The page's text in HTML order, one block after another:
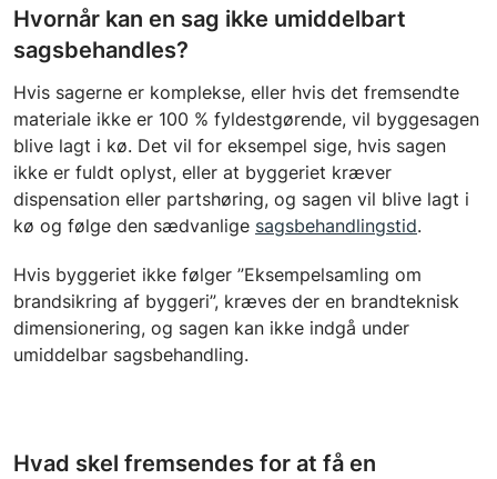
Hvornår kan en sag ikke umiddelbart
sagsbehandles?
Hvis sagerne er komplekse, eller hvis det fremsendte
materiale ikke er 100 % fyldestgørende, vil byggesagen
blive lagt i kø. Det vil for eksempel sige, hvis sagen
ikke er fuldt oplyst, eller at byggeriet kræver
dispensation eller partshøring, og sagen vil blive lagt i
kø og følge den sædvanlige sagsbehandlingstid.
Hvis byggeriet ikke følger ”Eksempelsamling om
brandsikring af byggeri”, kræves der en brandteknisk
dimensionering, og sagen kan ikke indgå under
umiddelbar sagsbehandling.
Hvad skel fremsendes for at få en